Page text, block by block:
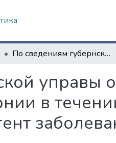
По сведениям губернской земской управы о ходе дифтеритной эпидемии в Харьковской губернии в течении 1878, 79, 80 и 81 годов, самый больший контингент заболевающих был в 1879 году (19.517 больных)
управы
в